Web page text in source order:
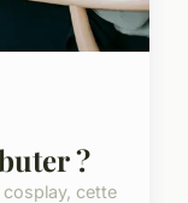
?
cette